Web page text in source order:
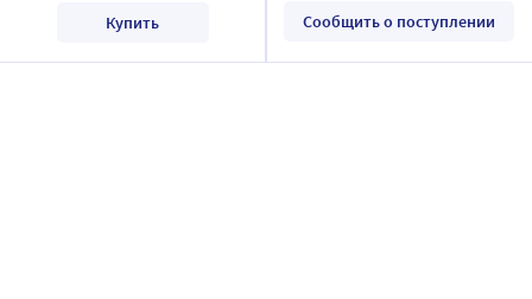
Купить Сообщить о поступлении